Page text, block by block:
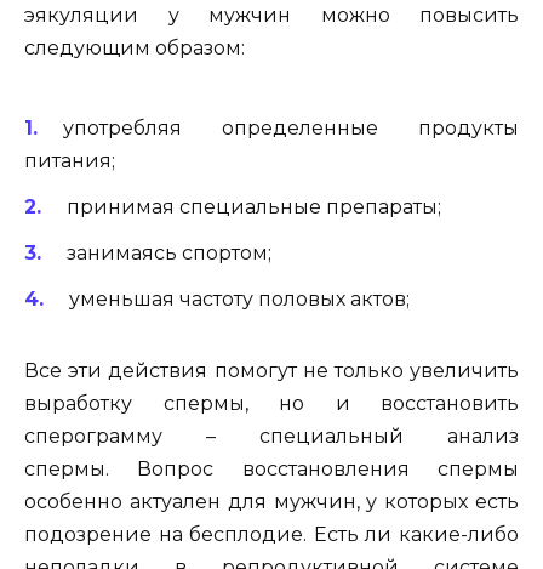
эякуляции у мужчин можно повысить
следующим образом:
употребляя определенные продукты
питания;
принимая специальные препараты;
занимаясь спортом;
уменьшая частоту половых актов;
Все эти действия помогут не только увеличить
выработку спермы, но и восстановить
сперограмму – специальный анализ
спермы. Вопрос восстановления спермы
особенно актуален для мужчин, у которых есть
подозрение на бесплодие. Есть ли какие-либо